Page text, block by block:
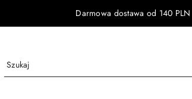
Darmowa dostawa od 140 PLN